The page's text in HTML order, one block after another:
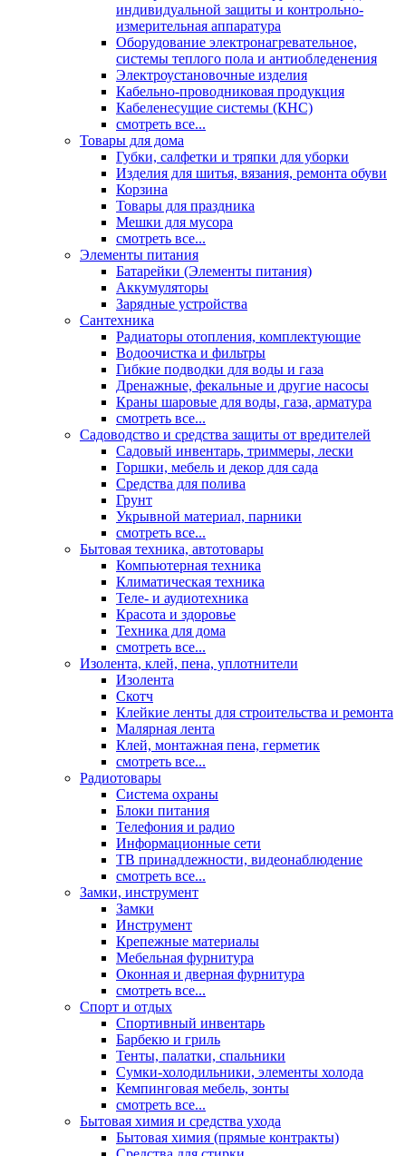
индивидуальной защиты и контрольно-
измерительная аппаратура
Оборудование электронагревательное,
системы теплого пола и антиобледенения
Электроустановочные изделия
Кабельно-проводниковая продукция
Кабеленесущие системы (КНС)
смотреть все...
Товары для дома
Губки, салфетки и тряпки для уборки
Изделия для шитья, вязания, ремонта обуви
Корзина
Товары для праздника
Мешки для мусора
смотреть все...
Элементы питания
Батарейки (Элементы питания)
Аккумуляторы
Зарядные устройства
Сантехника
Радиаторы отопления, комплектующие
Водоочистка и фильтры
Гибкие подводки для воды и газа
Дренажные, фекальные и другие насосы
Краны шаровые для воды, газа, арматура
смотреть все...
Садоводство и средства защиты от вредителей
Садовый инвентарь, триммеры, лески
Горшки, мебель и декор для сада
Средства для полива
Грунт
Укрывной материал, парники
смотреть все...
Бытовая техника, автотовары
Компьютерная техника
Климатическая техника
Теле- и аудиотехника
Красота и здоровье
Техника для дома
смотреть все...
Изолента, клей, пена, уплотнители
Изолента
Скотч
Клейкие ленты для строительства и ремонта
Малярная лента
Клей, монтажная пена, герметик
смотреть все...
Радиотовары
Система охраны
Блоки питания
Телефония и радио
Информационные сети
ТВ принадлежности, видеонаблюдение
смотреть все...
Замки, инструмент
Замки
Инструмент
Крепежные материалы
Мебельная фурнитура
Оконная и дверная фурнитура
смотреть все...
Спорт и отдых
Спортивный инвентарь
Барбекю и гриль
Тенты, палатки, спальники
Сумки-холодильники, элементы холода
Кемпинговая мебель, зонты
смотреть все...
Бытовая химия и средства ухода
Бытовая химия (прямые контракты)